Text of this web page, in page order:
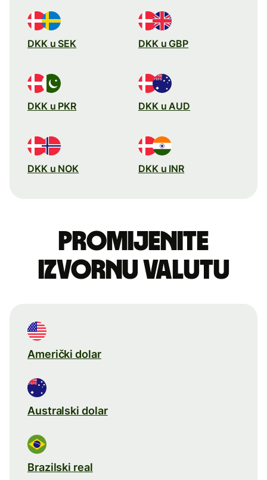
DKK u SEK DKK u GBP
DKK u PKR DKK u AUD
DKK u NOK DKK u INR
Promijenite
izvornu valutu
Američki dolar
Australski dolar
Brazilski real